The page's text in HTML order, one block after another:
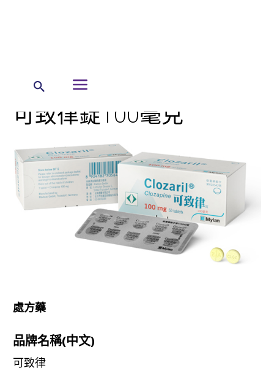
可致律錠100毫克
處方藥
品牌名稱(中文)
可致律